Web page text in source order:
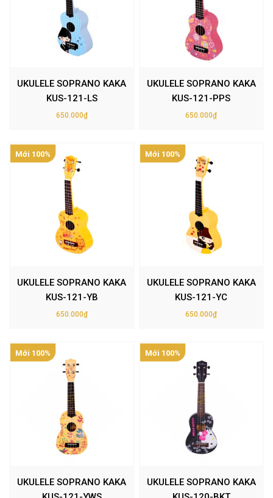
UKULELE SOPRANO KAKA
KUS-121-LS
650.000₫
UKULELE SOPRANO KAKA
KUS-121-PPS
650.000₫
Mới 100%
UKULELE SOPRANO KAKA
KUS-121-YB
650.000₫
Mới 100%
UKULELE SOPRANO KAKA
KUS-121-YC
650.000₫
Mới 100%
UKULELE SOPRANO KAKA
Mới 100%
UKULELE SOPRANO KAKA